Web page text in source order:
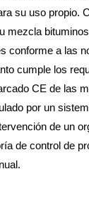
su uso propio.
mezcla
conforme a las
cumple los
CE de las
por un
de un
de control de